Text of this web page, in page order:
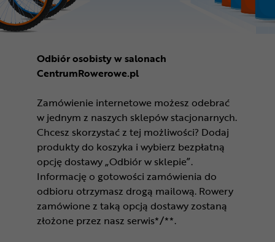
Odbiór osobisty w salonach
CentrumRowerowe.pl
Zamówienie internetowe możesz odebrać
w jednym z naszych sklepów stacjonarnych.
Chcesz skorzystać z tej możliwości? Dodaj
produkty do koszyka i wybierz bezpłatną
opcję dostawy „Odbiór w sklepie”.
Informację o gotowości zamówienia do
odbioru otrzymasz drogą mailową. Rowery
zamówione z taką opcją dostawy zostaną
złożone przez nasz serwis*/**.